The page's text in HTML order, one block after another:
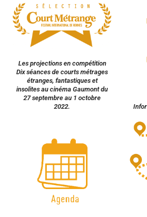
Les projections en compétition
Dix séances de courts métrages
étranges, fantastiques et
insolites au cinéma Gaumont du
27 septembre au 1 octobre
2022.